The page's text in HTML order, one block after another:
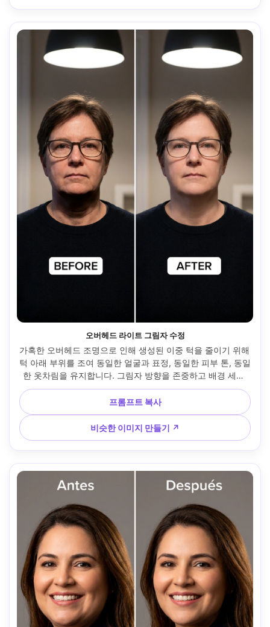
오버헤드 라이트 그림자 수정
가혹한 오버헤드 조명으로 인해 생성된 이중 턱을 줄이기 위해
턱 아래 부위를 조여 동일한 얼굴과 표정, 동일한 피부 톤, 동일
한 옷차림을 유지합니다. 그림자 방향을 존중하고 배경 세부
사항을 보존하면서 원래 조명 스타일을 보존 --ar 4:5
프롬프트 복사
비슷한 이미지 만들기 ↗